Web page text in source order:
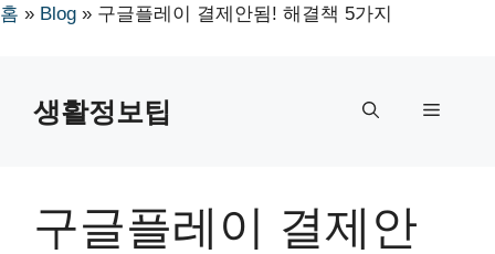
홈 » Blog » 구글플레이 결제안됨! 해결책 5가지
생활정보팁 메
구글플레이 결제안